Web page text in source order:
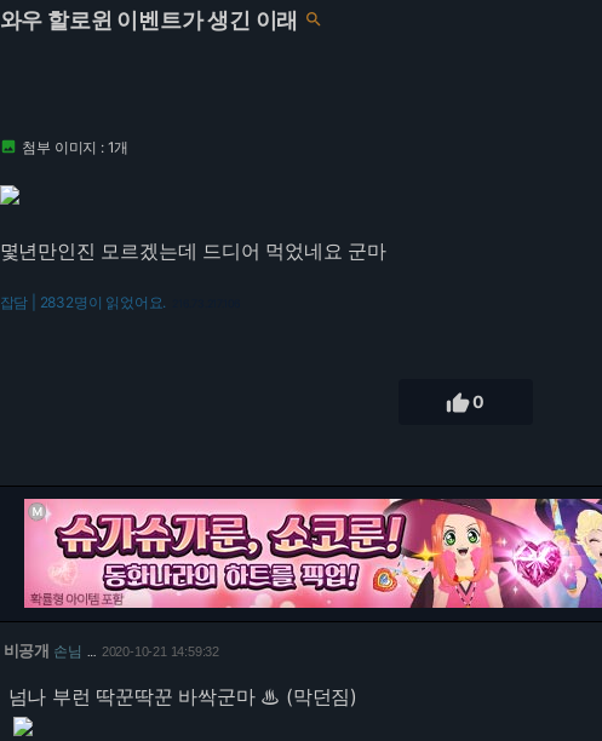
와우 할로윈 이벤트가 생긴 이래 
 첨부 이미지 : 1개
몇년만인진 모르겠는데 드디어 먹었네요 군마
잡담 | 2832명이 읽었어요.
0
비공개 손님 2020-10-21 14:59:32
넘나 부런 딱꾼딱꾼 바싹군마 ♨ (막던짐)